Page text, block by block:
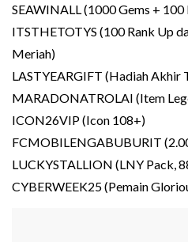
SEAWINALL (1000 Gems + 100
ITSTHETOTYS (100 Rank Up
Meriah)
LASTYEARGIFT (Hadiah Akhir
MARADONATROLAI (Item
ICON26VIP (Icon 108+)
FCMOBILENGABUBURIT
LUCKYSTALLION (LNY Pack,
CYBERWEEK25 (Pemain